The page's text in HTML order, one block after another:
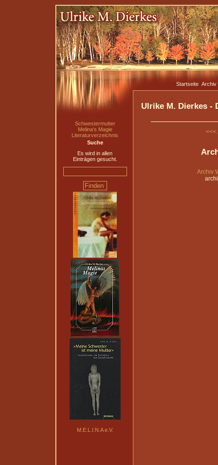
Startseite Archiv
Schwestermutter
Melina's Magie
Literaturverzeichnis
Suche
Es wird in allen
Einträgen gesucht.
M.E.L.I.N.A e.V.
Ulrike M. Dierkes -
<<<
Archiv